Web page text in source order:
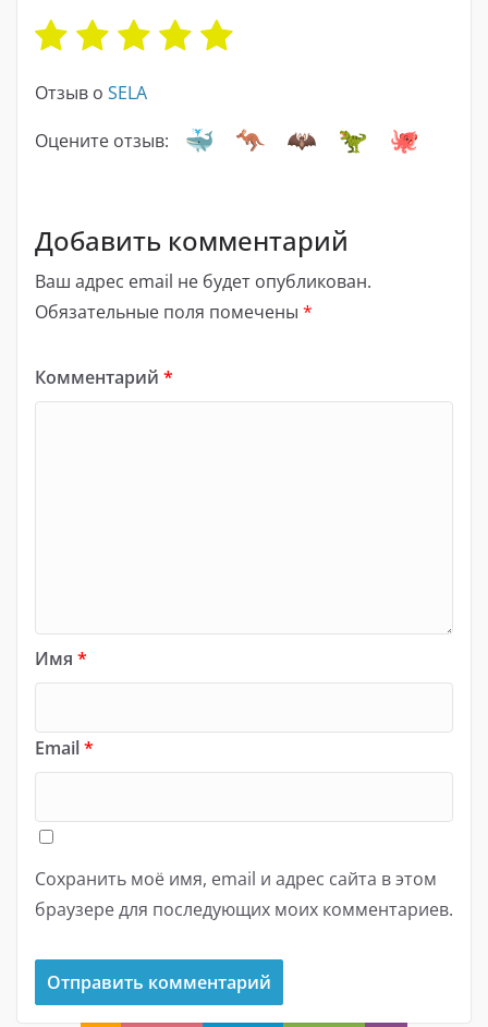
Отзыв о SELA
Оцените отзыв:
Добавить комментарий
Ваш адрес email не будет опубликован.
Обязательные поля помечены *
Комментарий *
Имя *
Email*
Сохранить моё имя, email и адрес сайта в этом
браузере для последующих моих комментариев.